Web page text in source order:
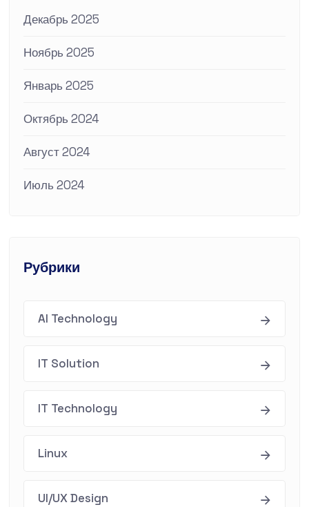
Декабрь 2025
Ноябрь 2025
Январь 2025
Октябрь 2024
Август 2024
Июль 2024
Рубрики
AI Technology
IT Solution
IT Technology
Linux
UI/UX Design